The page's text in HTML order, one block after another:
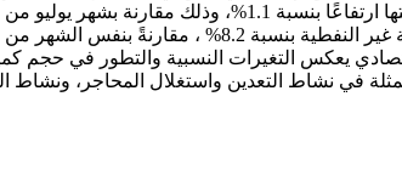
القياسي الفرعي لنشاط إمدادات المياه والصرف الصحي وأنشطة
للأنشطة النفطية في شهر يوليو 2024م بنسبة 1.1% ، فيما
يعكس التغيرات النسبية والتطور في حجم
في نشاط التعدين واستغلال المحاجر، ونشاط